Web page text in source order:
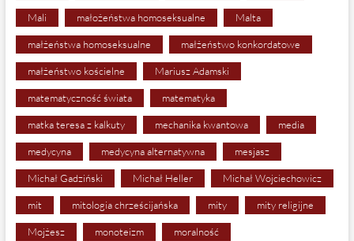
Mali małożeństwa homoseksualne Malta
małżeństwa homoseksualne małżeństwo konkordatowe
małżeństwo kościelne Mariusz Adamski
matematyczność świata matematyka
matka teresa z kalkuty mechanika kwantowa media
medycyna medycyna alternatywna mesjasz
Michał Gadziński Michał Heller Michał Wojciechowicz
mit mitologia chrześcijańska mity mity religijne
Mojżesz monoteizm moralność